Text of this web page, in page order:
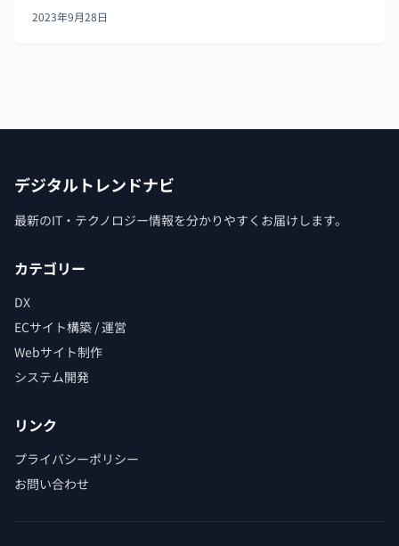
は？」と思われるかもしれませんが、FBAの仕組みは非常に
2023年9月28日
デジタルトレンドナビ
最新のIT・テクノロジー情報を分かりやすくお届けします。
カテゴリー
DX
ECサイト構築 / 運営
Webサイト制作
システム開発
リンク
プライバシーポリシー
お問い合わせ